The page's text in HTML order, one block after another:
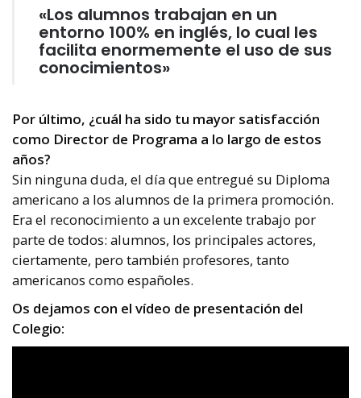
«Los alumnos trabajan en un
entorno 100% en inglés, lo cual les
facilita enormemente el uso de sus
conocimientos»
Por último, ¿cuál ha sido tu mayor satisfacción
como Director de Programa a lo largo de estos
años?
Sin ninguna duda, el día que entregué su Diploma
americano a los alumnos de la primera promoción.
Era el reconocimiento a un excelente trabajo por
parte de todos: alumnos, los principales actores,
ciertamente, pero también profesores, tanto
americanos como españoles.
Os dejamos con el vídeo de presentación del
Colegio: